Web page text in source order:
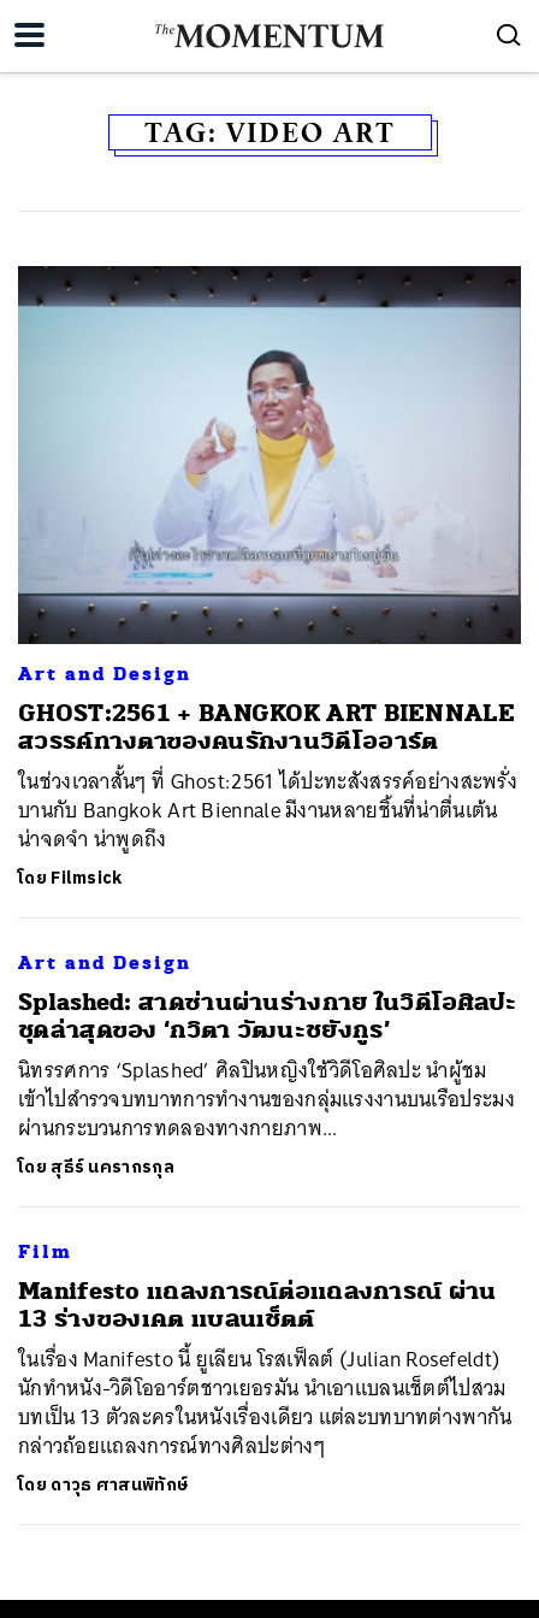
TAG:VIDEO ART
Art and Design
GHOST:2561 + BANGKOK ART BIENNALE
สวรรค์ทางตาของคนรักงานวิดีโออาร์ต
ในช่วงเวลาสั้นๆ ที่ Ghost:2561 ได้ปะทะสังสรรค์อย่างสะพรั่ง
บานกับ Bangkok Art Biennale มีงานหลายชิ้นที่น่าตื่นเต้น
น่าจดจำ น่าพูดถึง
โดย Filmsick
Art and Design
​Splashed: สาดซ่านผ่านร่างกาย ในวิดีโอศิลปะ
ชุดล่าสุดของ ‘กวิตา วัฒนะชยังกูร’
นิทรรศการ ‘Splashed’ ศิลปินหญิงใช้วิดีโอศิลปะ นำผู้ชม
เข้าไปสำรวจบทบาทการทำงานของกลุ่มแรงงานบนเรือประมง
ผ่านกระบวนการทดลองทางกายภาพ...
โดย สุธีร์ นครากรกุล
Film
Manifesto แถลงการณ์ต่อแถลงการณ์ ผ่าน
13 ร่างของเคต แบลนเช็ตต์
ในเรื่อง Manifesto นี้ ยูเลียน โรสเฟ็ลต์ (Julian Rosefeldt)
นักทำหนัง-วิดีโออาร์ตชาวเยอรมัน นำเอาแบลนเช็ตต์ไปสวม
บทเป็น 13 ตัวละครในหนังเรื่องเดียว แต่ละบทบาทต่างพากัน
กล่าวถ้อยแถลงการณ์ทางศิลปะต่างๆ
โดย ดาวุธ ศาสนพิทักษ์
ค้นหา
SHARE TWEET LINE EMAIL